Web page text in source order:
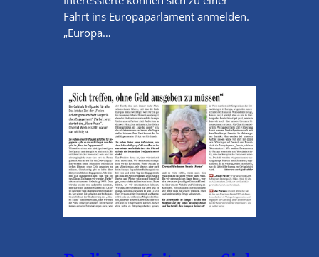
Fahrt ins Europaparlament anmelden.
„Europa…